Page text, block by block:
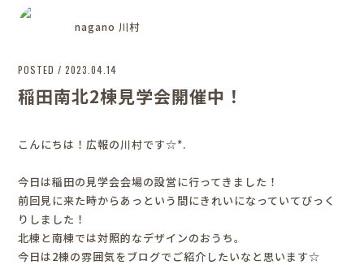
nagano 川村
POSTED / 2023.04.14
稲田南北2棟見学会開催中！
こんにちは！広報の川村です☆*.
今日は稲田の見学会会場の設営に行ってきました！
前回見に来た時からあっという間にきれいになっていてびっく
りしました！
北棟と南棟では対照的なデザインのおうち。
今日は2棟の雰囲気をブログでご紹介したいなと思います☆